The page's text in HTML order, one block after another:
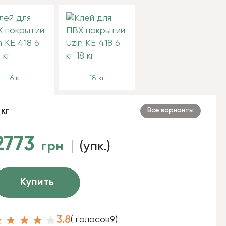
6 кг 18 кг
Все варианты
грн (упк.)
Купить
3.8( голосов9)